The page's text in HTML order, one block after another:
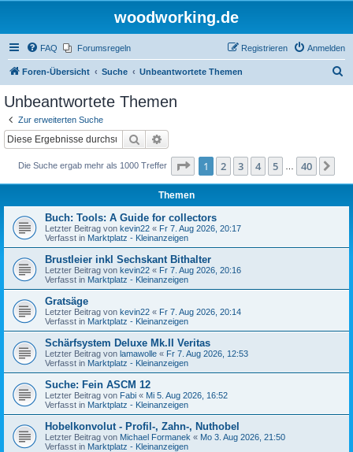
woodworking.de
FAQ Forumsregeln Anmelden
Registrieren
Foren-Übersicht Suche Unbeantwortete Themen
Unbeantwortete Themen
Zur erweiterten Suche
Suche
Die Suche ergab mehr als 1000 Treffer Seite 1von 40
1 2 3 4 5 40
Themen
Buch: Tools: A Guide for collectors
Letzter Beitrag von kevin22 « Fr 7. Aug 2026, 20:17
Verfasst in Marktplatz - Kleinanzeigen
Brustleier inkl Sechskant Bithalter
Letzter Beitrag von kevin22 « Fr 7. Aug 2026, 20:16
Verfasst in Marktplatz - Kleinanzeigen
Gratsäge
Letzter Beitrag von kevin22 « Fr 7. Aug 2026, 20:14
Verfasst in Marktplatz - Kleinanzeigen
Schärfsystem Deluxe Mk.II Veritas
Letzter Beitrag von lamawolle « Fr 7. Aug 2026, 12:53
Verfasst in Marktplatz - Kleinanzeigen
Suche: Fein ASCM 12
Letzter Beitrag von Fabi « Mi 5. Aug 2026, 16:52
Verfasst in Marktplatz - Kleinanzeigen
Hobelkonvolut - Profil-, Zahn-, Nuthobel
Letzter Beitrag von Michael Formanek « Mo 3. Aug 2026, 21:50
Verfasst in Marktplatz - Kleinanzeigen